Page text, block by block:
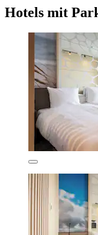
Hotels mit